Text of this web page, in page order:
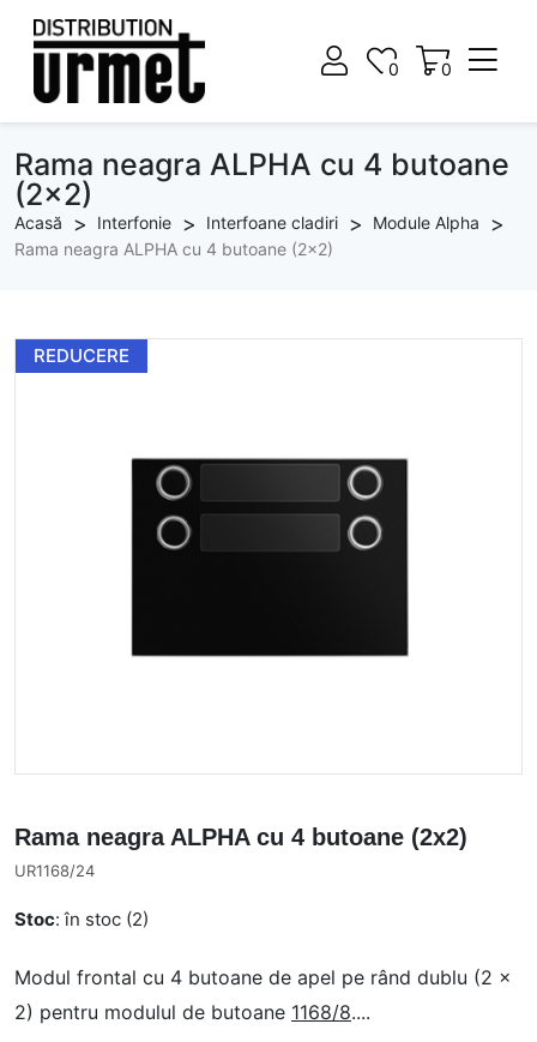
0
0 0
Rama neagra ALPHA cu 4 butoane
(2x2)
Acasă Interfonie Interfoane cladiri
Module Alpha
Rama neagra ALPHA cu 4 butoane (2x2)
REDUCERE
Rama neagra ALPHA cu 4 butoane (2x2)
UR1168/24
Stoc: în stoc (2)
Modul frontal cu 4 butoane de apel pe rând dublu (2 x
2) pentru modulul de butoane 1168/8....